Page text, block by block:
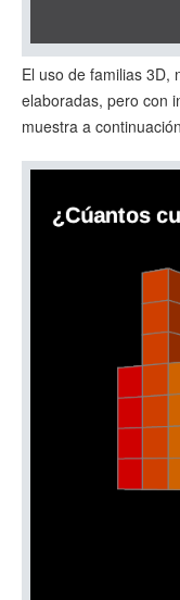
El uso de familias 3D,
elaboradas, pero con
muestra a